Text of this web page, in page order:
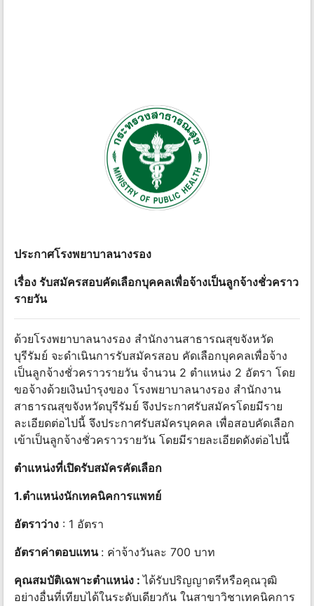
ประกาศโรงพยาบาลนางรอง
เรื่อง รับสมัครสอบคัดเลือกบุคคลเพื่อจ้างเป็นลูกจ้างชั่วคราว
รายวัน
ด้วยโรงพยาบาลนางรอง สำนักงานสาธารณสุขจังหวัด
บุรีรัมย์ จะดำเนินการรับสมัครสอบ คัดเลือกบุคคลเพื่อจ้าง
เป็นลูกจ้างชั่วคราวรายวัน จำนวน 2 ตำแหน่ง 2 อัตรา โดย
ขอจ้างด้วยเงินบำรุงของ โรงพยาบาลนางรอง สำนักงาน
สาธารณสุขจังหวัดบุรีรัมย์ จึงประกาศรับสมัครโดยมีราย
ละเอียดต่อไปนี้ จึงประกาศรับสมัครบุคคล เพื่อสอบคัดเลือก
เข้าเป็นลูกจ้างชั่วคราวรายวัน โดยมีรายละเอียดดังต่อไปนี้
ตำแหน่งที่เปิดรับสมัครคัดเลือก
1.ตำแหน่งนักเทคนิคการแพทย์
อัตราว่าง : 1 อัตรา
อัตราค่าตอบแทน : ค่าจ้างวันละ 700 บาท
คุณสมบัติเฉพาะตำแหน่ง :ได้รับปริญญาตรีหรือคุณวุฒิ
อย่างอื่นที่เทียบได้ในระดับเดียวกัน ในสาขาวิชาเทคนิคการ